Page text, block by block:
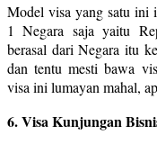
Model visa yang satu ini
1 Negara saja yaitu
berasal dari Negara itu
dan tentu mesti bawa
visa ini lumayan mahal,
6. Visa Kunjungan